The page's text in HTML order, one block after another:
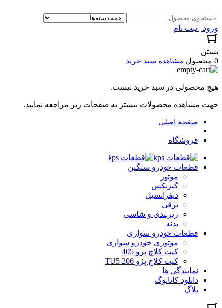
ورود | ثبت نام
بستن
0 محصول
مشاهده سبد خرید
هیچ محصولی در سبد خرید نیست.
جهت مشاهده محصولات بیشتر به صفحات زیر مراجعه نمایید.
صفحه اصلی
فروشگاه
قطعات خودرو سنگین
موتور
گیربکس
دیفرانسیل
برقی
زیربندی و شاسی
بدنه
قطعات خودرو سواری
موتوری خودرو سواری
کیت کلاچ پژو 405
کیت کلاچ پژو TU5 206
نمایندگی ها
دانلود کاتالوگ
بلاگ